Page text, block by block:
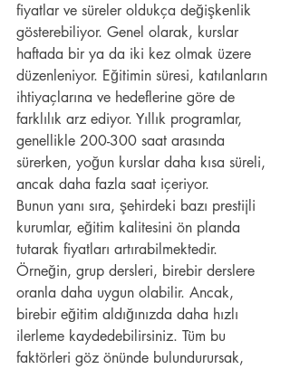
fiyatlar ve süreler oldukça değişkenlik
gösterebiliyor. Genel olarak, kurslar
haftada bir ya da iki kez olmak üzere
düzenleniyor. Eğitimin süresi, katılanların
ihtiyaçlarına ve hedeflerine göre de
farklılık arz ediyor. Yıllık programlar,
genellikle 200-300 saat arasında
sürerken, yoğun kurslar daha kısa süreli,
ancak daha fazla saat içeriyor.
Bunun yanı sıra, şehirdeki bazı prestijli
kurumlar, eğitim kalitesini ön planda
tutarak fiyatları artırabilmektedir.
Örneğin, grup dersleri, birebir derslere
oranla daha uygun olabilir. Ancak,
birebir eğitim aldığınızda daha hızlı
ilerleme kaydedebilirsiniz. Tüm bu
faktörleri göz önünde bulundurursak,